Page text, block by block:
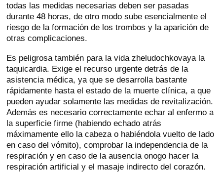
todas las medidas necesarias deben ser pasadas
durante 48 horas, de otro modo sube esencialmente el
riesgo de la formación de los trombos y la aparición de
otras complicaciones.
Es peligrosa también para la vida zheludochkovaya la
taquicardia. Exige el recurso urgente detrás de la
asistencia médica, ya que se desarrolla bastante
rápidamente hasta el estado de la muerte clínica, a que
pueden ayudar solamente las medidas de revitalización.
Además es necesario correctamente echar al enfermo a
la superficie firme (habiendo echado atrás
máximamente ello la cabeza o habiéndola vuelto de lado
en caso del vómito), comprobar la independencia de la
respiración y en caso de la ausencia onogo hacer la
respiración artificial y el masaje indirecto del corazón.